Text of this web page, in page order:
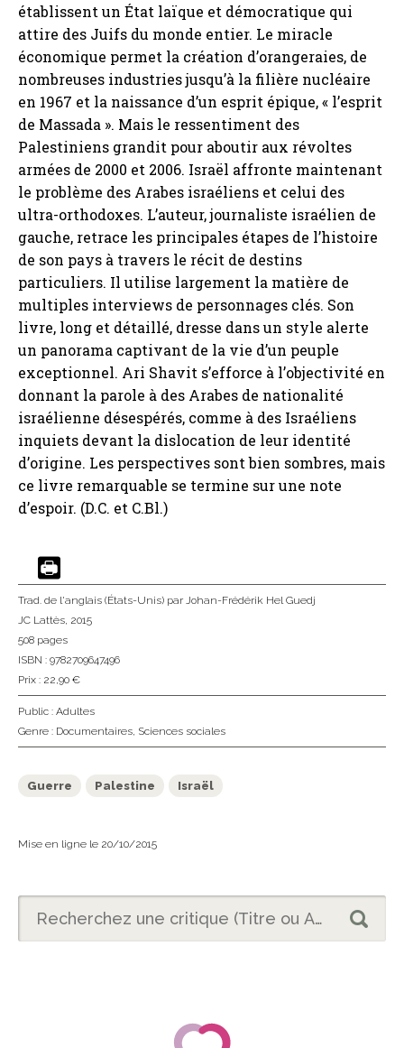
établissent un État laïque et démocratique qui
attire des Juifs du monde entier. Le miracle
économique permet la création d’orangeraies, de
nombreuses industries jusqu’à la filière nucléaire
en 1967 et la naissance d’un esprit épique, « l’esprit
de Massada ». Mais le ressentiment des
Palestiniens grandit pour aboutir aux révoltes
armées de 2000 et 2006. Israël affronte maintenant
le problème des Arabes israéliens et celui des
ultra-orthodoxes. L’auteur, journaliste israélien de
gauche, retrace les principales étapes de l’histoire
de son pays à travers le récit de destins
particuliers. Il utilise largement la matière de
multiples interviews de personnages clés. Son
livre, long et détaillé, dresse dans un style alerte
un panorama captivant de la vie d’un peuple
exceptionnel. Ari Shavit s’efforce à l’objectivité en
donnant la parole à des Arabes de nationalité
israélienne désespérés, comme à des Israéliens
inquiets devant la dislocation de leur identité
d’origine. Les perspectives sont bien sombres, mais
ce livre remarquable se termine sur une note
d’espoir. (D.C. et C.Bl.)
Trad. de l'anglais (États-Unis) par Johan-Frédérik Hel Guedj
JC Lattès, 2015
508 pages
ISBN : 9782709647496
Prix : 22,90 €
Public : Adultes
Genre : Documentaires, Sciences sociales
Guerre Palestine Israël
Mise en ligne le 20/10/2015